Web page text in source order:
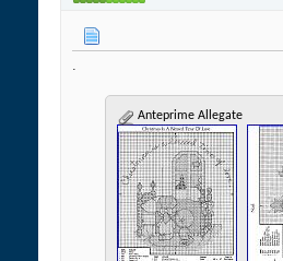
.
Anteprime Allegate